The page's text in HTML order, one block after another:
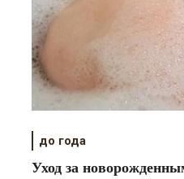
до года
Уход за